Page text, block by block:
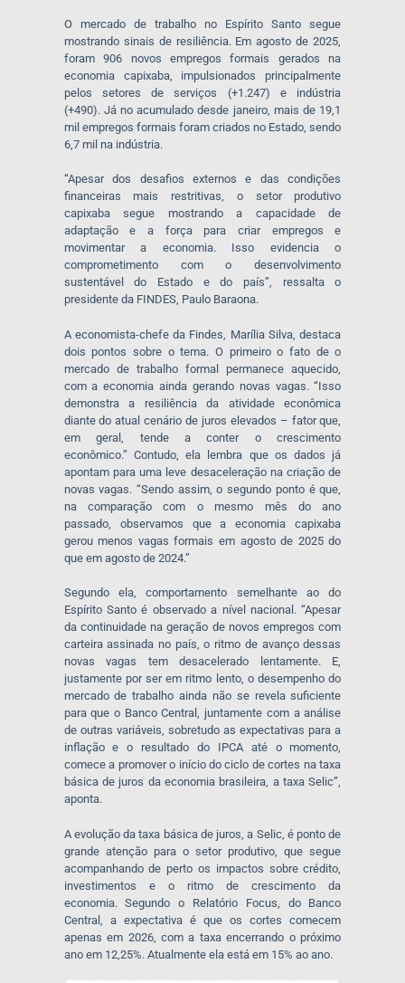
O mercado de trabalho no Espírito Santo segue
mostrando sinais de resiliência. Em agosto de 2025,
foram 906 novos empregos formais gerados na
economia capixaba, impulsionados principalmente
pelos setores de serviços (+1.247) e indústria
(+490). Já no acumulado desde janeiro, mais de 19,1
mil empregos formais foram criados no Estado, sendo
6,7 mil na indústria.
“Apesar dos desafios externos e das condições
financeiras mais restritivas, o setor produtivo
capixaba segue mostrando a capacidade de
adaptação e a força para criar empregos e
movimentar a economia. Isso evidencia o
comprometimento com o desenvolvimento
sustentável do Estado e do país”, ressalta o
presidente da FINDES, Paulo Baraona.
A economista-chefe da Findes, Marília Silva, destaca
dois pontos sobre o tema. O primeiro o fato de o
mercado de trabalho formal permanece aquecido,
com a economia ainda gerando novas vagas. “Isso
demonstra a resiliência da atividade econômica
diante do atual cenário de juros elevados – fator que,
em geral, tende a conter o crescimento
econômico.” Contudo, ela lembra que os dados já
apontam para uma leve desaceleração na criação de
novas vagas. “Sendo assim, o segundo ponto é que,
na comparação com o mesmo mês do ano
passado, observamos que a economia capixaba
gerou menos vagas formais em agosto de 2025 do
que em agosto de 2024.”
Segundo ela, comportamento semelhante ao do
Espírito Santo é observado a nível nacional. “Apesar
da continuidade na geração de novos empregos com
carteira assinada no país, o ritmo de avanço dessas
novas vagas tem desacelerado lentamente. E,
justamente por ser em ritmo lento, o desempenho do
mercado de trabalho ainda não se revela suficiente
para que o Banco Central, juntamente com a análise
de outras variáveis, sobretudo as expectativas para a
inflação e o resultado do IPCA até o momento,
comece a promover o início do ciclo de cortes na taxa
básica de juros da economia brasileira, a taxa Selic”,
aponta.
A evolução da taxa básica de juros, a Selic, é ponto de
grande atenção para o setor produtivo, que segue
acompanhando de perto os impactos sobre crédito,
investimentos e o ritmo de crescimento da
economia. Segundo o Relatório Focus, do Banco
Central, a expectativa é que os cortes comecem
apenas em 2026, com a taxa encerrando o próximo
ano em 12,25%. Atualmente ela está em 15% ao ano.